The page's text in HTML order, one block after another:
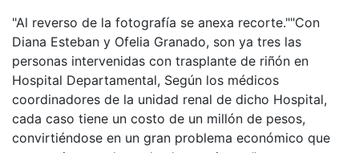
"Al reverso de la fotografía se anexa recorte.""Con
Diana Esteban y Ofelia Granado, son ya tres las
personas intervenidas con trasplante de riñón en
Hospital Departamental, Según los médicos
coordinadores de la unidad renal de dicho Hospital,
cada caso tiene un costo de un millón de pesos,
convirtiéndose en un gran problema económico que